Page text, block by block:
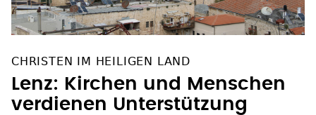
CHRISTEN IM HEILIGEN LAND
Lenz: Kirchen und Menschen
verdienen Unterstützung